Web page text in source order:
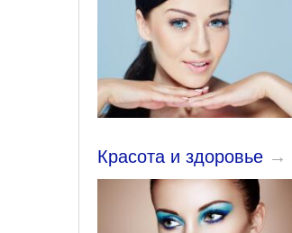
Красота и здоровье →